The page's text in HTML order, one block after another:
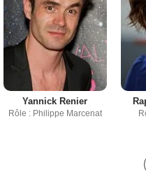
Yannick Renier
Rôle : Philippe Marcenat